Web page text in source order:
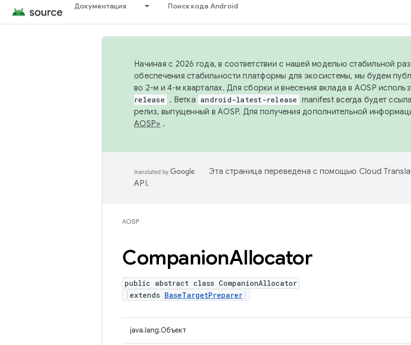
Документация Поиск кода Android
Начиная с 2026 года, в соответствии с нашей моделью стабильной
обеспечения стабильности платформы для экосистемы, мы будем
во 2-м и 4-м кварталах. Для сборки и внесения вклада в AOSP
release . Ветка android-latest-release manifest всегда будет
релиз, выпущенный в AOSP. Для получения дополнительной
AOSP» .
Эта страница переведена с помощью Cloud
API.
AOSP
CompanionAllocator
public abstract class CompanionAllocator
extends BaseTargetPreparer
java.lang.Объект